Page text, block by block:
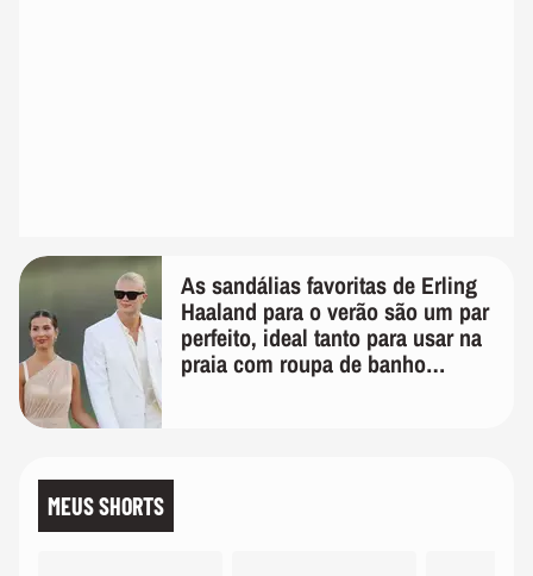
As sandálias favoritas de Erling
Haaland para o verão são um par
perfeito, ideal tanto para usar na
praia com roupa de banho
MEUS SHORTS